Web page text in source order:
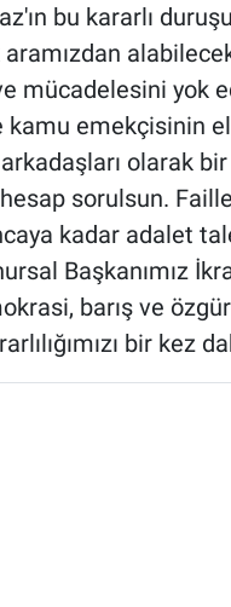
bu kararlı
mücadelesini yok
kamu emekçisinin
olarak bir
sorulsun.
kadar adalet
Başkanımız
barış ve
bir kez